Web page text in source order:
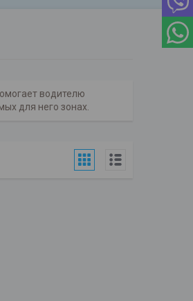
водителю
для него зонах.